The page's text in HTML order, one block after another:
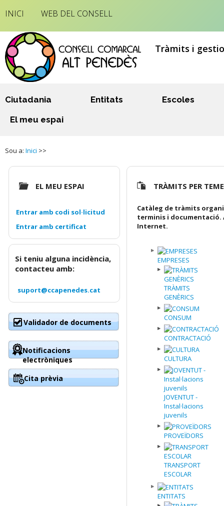
INICI WEB DEL CONSELL
Tràmits i
Ciutadania Entitats
Escoles
El meu espai
Sou a: Inici >>
TRÀMITS PER
Catàleg de tràmits
terminis i documentació.
Internet.
EMPRESES
TRÀMITS
GENÈRICS
CONSUM
CONTRACTACIÓ
CULTURA
JOVENTUT -
Instal·lacions
juvenils
PROVEÏDORS
TRANSPORT
ESCOLAR
ENTITATS
EL MEU ESPAI
Entrar amb codi sol·licitud
Si teniu alguna incidència,
contacteu amb:
suport@ccapenedes.cat
Validador de documents
Notificacions
electròniques
Cita prèvia